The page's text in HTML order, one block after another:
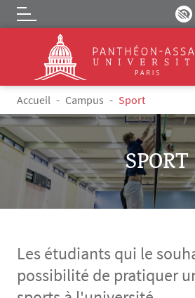
Aller au contenu principal
Logo
Fil d'Ariane
Accueil Campus Sport
SPORT
Les étudiants qui le
possibilité de pratiquer